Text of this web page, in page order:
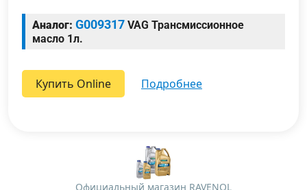
Аналог: G009317 VAG Трансмиссионное
масло 1л.
Купить Online подробнее
Официальный магазин RAVENOL